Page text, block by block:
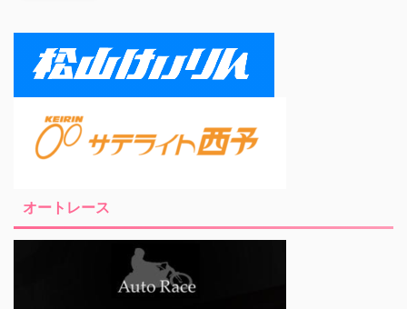
オートレース